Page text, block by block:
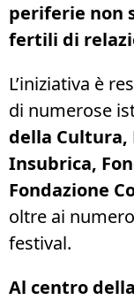
periferie non
fertili di
L’iniziativa è
di numerose
della Cultura,
Insubrica,
Fondazione
oltre ai
festival.
Al centro